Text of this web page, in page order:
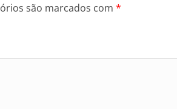
são marcados com *